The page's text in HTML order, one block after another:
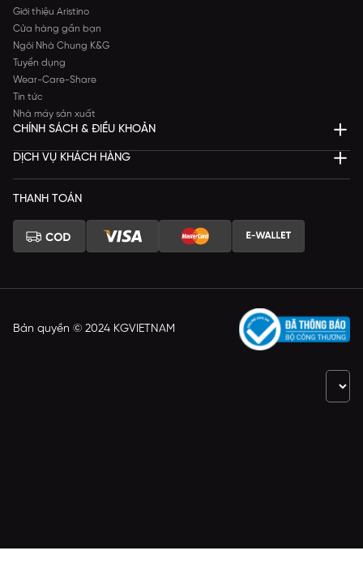
Giới thiệu Aristino
Cửa hàng gần bạn
Ngôi Nhà Chung K&G
Tuyển dụng
Wear-Care-Share
Tin tức
Nhà máy sản xuất
CHÍNH SÁCH & ĐIỀU KHOẢN
DỊCH VỤ KHÁCH HÀNG
THANH TOÁN
Bản quyền © 2024 KGVIETNAM